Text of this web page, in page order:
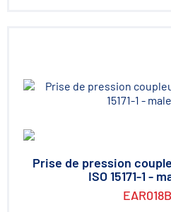
Prise de pression
ISO 15171-1 -